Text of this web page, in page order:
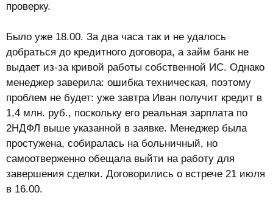
проверку.
Было уже 18.00. За два часа так и не удалось
добраться до кредитного договора, а займ банк не
выдает из-за кривой работы собственной ИС. Однако
менеджер заверила: ошибка техническая, поэтому
проблем не будет: уже завтра Иван получит кредит в
1,4 млн. руб., поскольку его реальная зарплата по
2НДФЛ выше указанной в заявке. Менеджер была
простужена, собиралась на больничный, но
самоотверженно обещала выйти на работу для
завершения сделки. Договорились о встрече 21 июля
в 16.00.